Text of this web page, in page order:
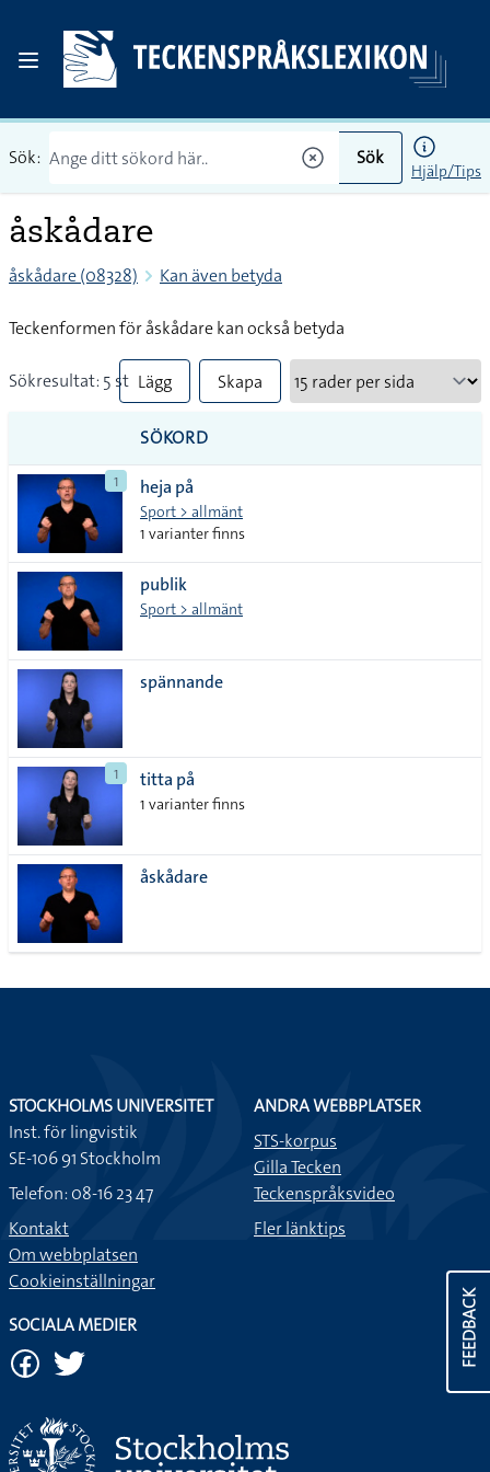
Sök: Sök
Hjälp/Tips
åskådare
åskådare (08328) Kan även betyda
Teckenformen för åskådare kan också betyda
Sökresultat: 5 st Lägg
till
alla i
lista
Skapa
SÖKORD
1 heja på
Sport > allmänt
1 varianter finns
publik
Sport > allmänt
spännande
1 titta på
1 varianter finns
åskådare
FEEDBACK
STOCKHOLMS UNIVERSITET
Inst. för lingvistik
SE-106 91 Stockholm
Telefon: 08-16 23 47
Kontakt
Om webbplatsen
Cookieinställningar
ANDRA WEBBPLATSER
STS-korpus
Gilla Tecken
Teckenspråksvideo
Fler länktips
SOCIALA MEDIER